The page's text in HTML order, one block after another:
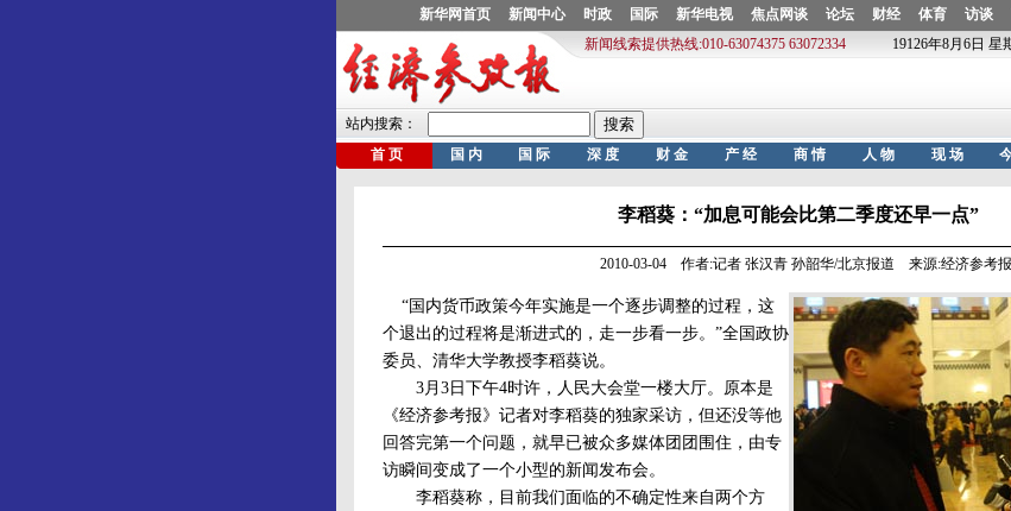
李稻葵：“加息可能会比第二季度还早一点”
2010-03-04 作者:记者 张汉青 孙韶华/北京报道 来源:经济参考报
“国内货币政策今年实施是一个逐步调整的过程，这
个退出的过程将是渐进式的，走一步看一步。”全国政协
委员、清华大学教授李稻葵说。
3月3日下午4时许，人民大会堂一楼大厅。原本是
《经济参考报》记者对李稻葵的独家采访，但还没等他
回答完第一个问题，就早已被众多媒体团团围住，由专
访瞬间变成了一个小型的新闻发布会。
李稻葵称，目前我们面临的不确定性来自两个方